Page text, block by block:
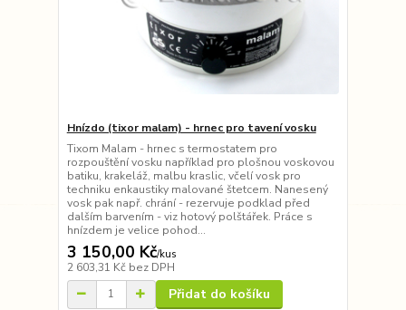
Hnízdo (tixor malam) - hrnec pro tavení vosku
Tixom Malam - hrnec s termostatem pro
rozpouštění vosku například pro plošnou voskovou
batiku, krakeláž, malbu kraslic, včelí vosk pro
techniku enkaustiky malované štetcem. Nanesený
vosk pak např. chrání - rezervuje podklad před
dalším barvením - viz hotový polštářek. Práce s
hnízdem je velice pohod...
3 150,00 Kč/kus
2 603,31 Kč bez DPH
Přidat do košíku